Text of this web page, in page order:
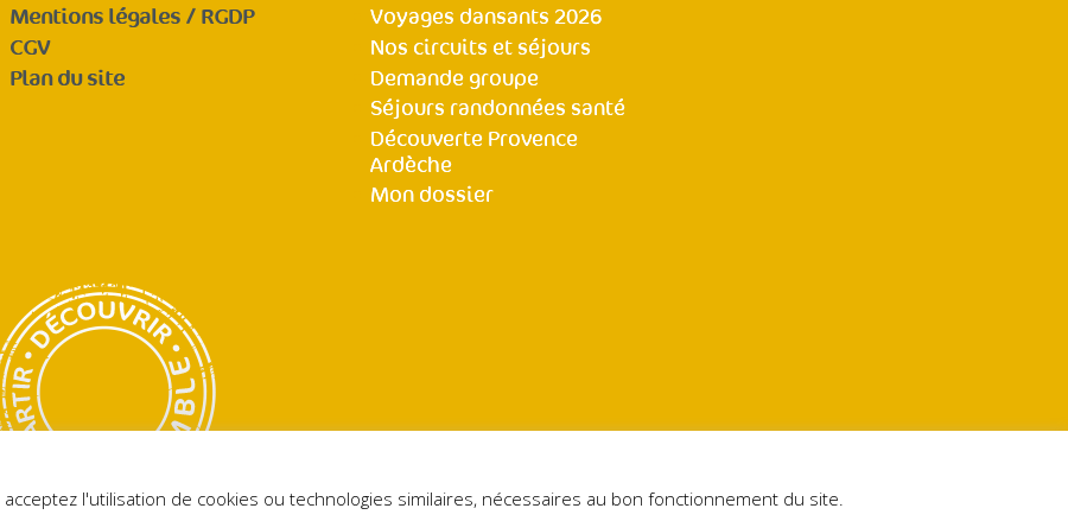
Mentions légales / RGDP
CGV
Plan du site
Voyages dansants 2026
Nos circuits et séjours
Demande groupe
Séjours randonnées santé
Découverte Provence
Ardèche
Mon dossier
l'utilisation de cookies ou technologies similaires, nécessaires au bon fonctionnement du site.